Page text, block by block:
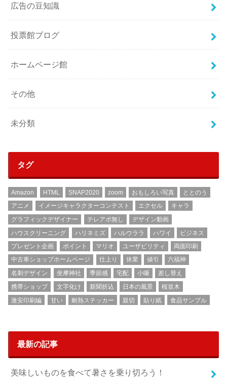
広告の豆知識
投票館ブログ
ホームページ館
その他
未分類
タグ
Amazon HTML SNAP2020 zoom おもしろい写真
ととのう
アニメ
イメージキャラクターコンテスト エクセル
キャラ
グラフィックデザイナー
テレアポ無し
デザイン動画
ハウスクリーニング
ハリネミズ ハルウララ ハワイ
ビジネス
プレゼント企画
ポイント マリオ ユーザビリティ
両面印刷
中古車ショップホームページ
仕上り 休業 値引
六福神
名刺デザイン
坐摩神社 季節感 宅配 小噺
差し替え
携帯ショップ
文字化け 新聞折込 日本の風景
桜並木
激安印刷編
甘い 耐熱ステッカー 親切 貼り紙 食品サンプル
最新の記事
美味しいものを食べて暑さを乗り切ろう！